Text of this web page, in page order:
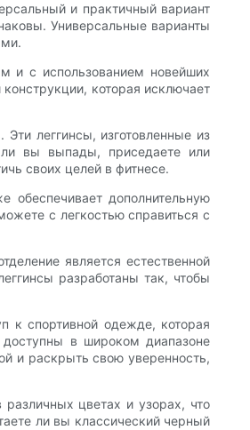
и практичный вариант
Универсальные варианты
и с использованием новейших
которая исключает
леггинсы, изготовленные из
ли вы выпады, приседаете или
своих целей в фитнесе.
дополнительную
с легкостью справиться с
является естественной
разработаны так, чтобы
к спортивной одежде, которая
в широком диапазоне
и раскрыть свою уверенность,
цветах и ​​узорах, что
ли вы классический черный